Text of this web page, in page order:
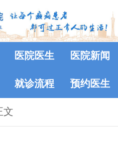
医院医生 医院新闻
就诊流程 预约医生
文